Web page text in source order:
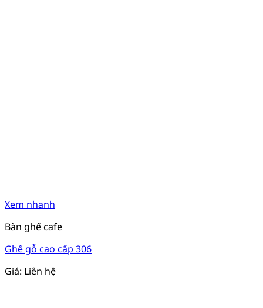
Xem nhanh
Bàn ghế cafe
Ghế gỗ cao cấp 306
Giá: Liên hệ